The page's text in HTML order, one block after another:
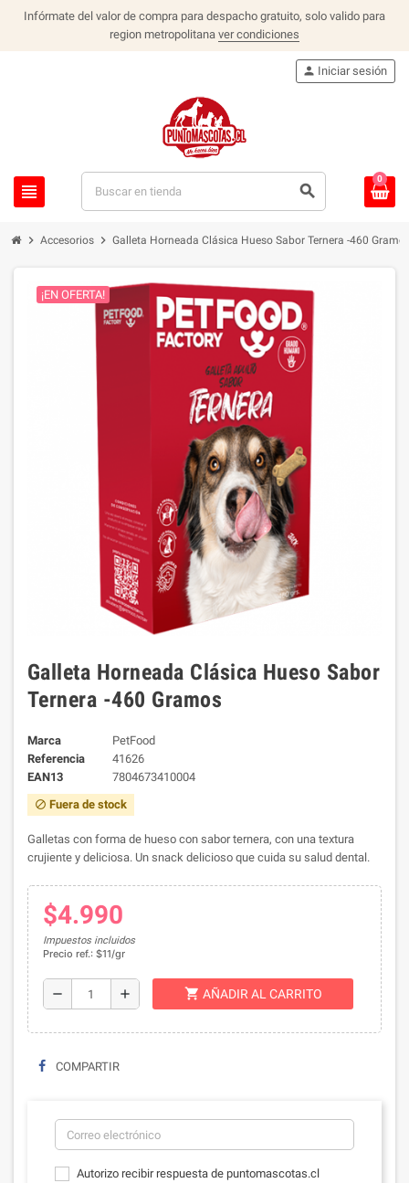
Infórmate del valor de compra para despacho gratuito, solo valido para
region metropolitana ver condiciones
view_headline search
person Iniciar sesión
0
chevron_right Accesorios chevron_right Galleta Horneada Clásica Hueso Sabor Ternera -460
¡EN OFERTA!
Galleta Horneada Clásica Hueso Sabor
Ternera -460 Gramos
Marca
PetFood
Referencia
41626
EAN13
7804673410004
block Fuera de stock
Galletas con forma de hueso con sabor ternera, con una textura
crujiente y deliciosa. Un snack delicioso que cuida su salud dental.
$4.990
Impuestos incluidos
Precio ref.: $11/gr
remove add shopping_cart AÑADIR AL CARRITO
COMPARTIR
Autorizo recibir respuesta de puntomascotas.cl